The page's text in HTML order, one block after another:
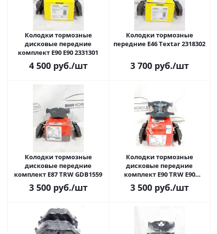
Колодки тормозные
дисковые передние
комплект E90 E90 2331301
4 500руб./шт
Колодки тормозные
передние E46 Textar 2318302
3 700руб./шт
Колодки тормозные
дисковые передние
комплект E87 TRW GDB1559
3 500руб./шт
Колодки тормозные
дисковые передние
комплект E90 TRW E90
GDB1498
3 500руб./шт